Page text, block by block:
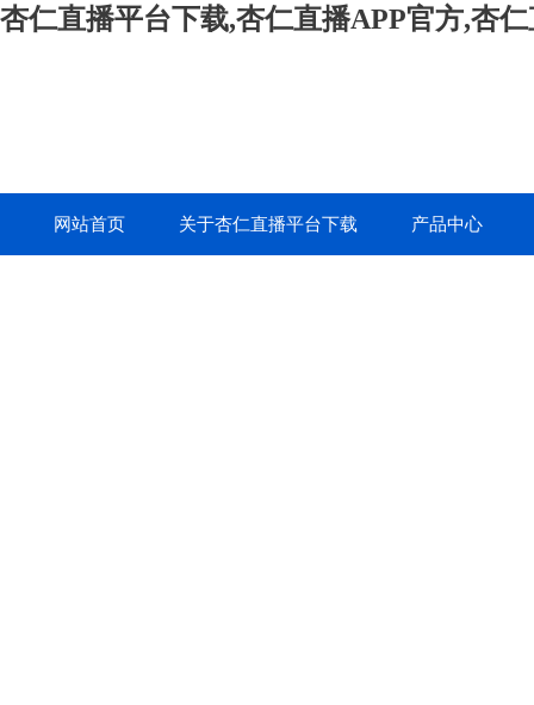
杏仁直播平台下载,杏仁直播APP官方,杏
网站首页 关于杏仁直播平台下载 产品中心